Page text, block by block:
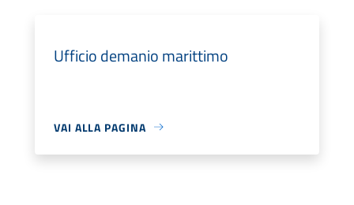
Ufficio demanio marittimo
VAI ALLA PAGINA